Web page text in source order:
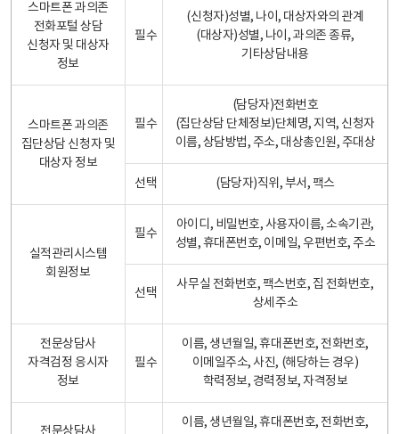
스마트폰 과의존
전화포털 상담
신청자 및 대상자
정보
필수
(신청자)성별, 나이, 대상자와의 관계
(대상자)성별, 나이, 과의존 종류,
기타상담내용
스마트폰 과의존
집단상담 신청자 및
대상자 정보
필수
(담당자)전화번호
(집단상담 단체정보)단체명, 지역, 신청자
이름, 상담방법, 주소, 대상총인원, 주대상
선택 (담당자)직위, 부서, 팩스
실적관리시스템
회원정보
필수
아이디, 비밀번호, 사용자이름, 소속기관,
성별, 휴대폰번호, 이메일, 우편번호, 주소
선택
사무실 전화번호, 팩스번호, 집 전화번호,
상세주소
전문상담사
자격검정 응시자
정보
필수
이름, 생년월일, 휴대폰번호, 전화번호,
이메일주소, 사진, (해당하는 경우)
학력정보, 경력정보, 자격정보
이름, 생년월일, 휴대폰번호, 전화번호,